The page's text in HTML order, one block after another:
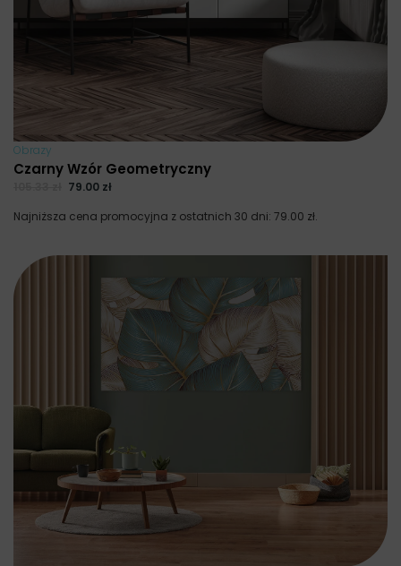
Obrazy
Czarny Wzór Geometryczny
79.00 zł
Najniższa cena promocyjna z ostatnich 30 dni: 79.00 zł.